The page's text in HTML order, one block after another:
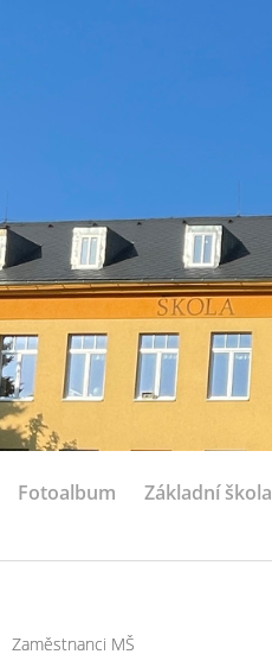
Fotoalbum Základní škola
Zaměstnanci MŠ